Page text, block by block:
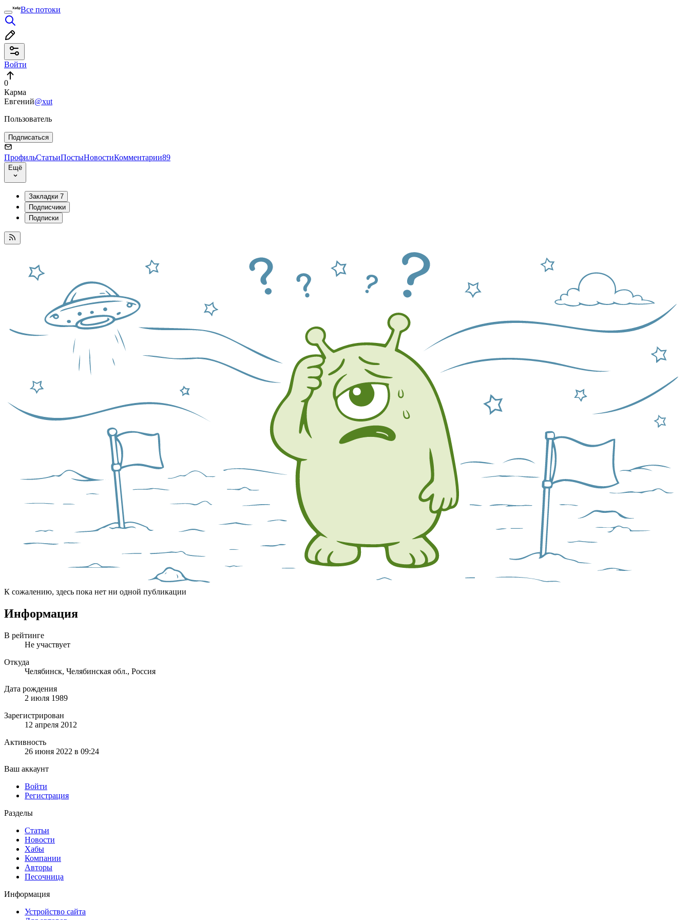
Все потоки
Войти
0
Карма
Евгений@xut
Пользователь
Подписаться
ПрофильСтатьиПостыНовостиКомментарии89
Ещё
Закладки 7
Подписчики
Подписки
К сожалению, здесь пока нет ни одной публикации
Информация
В рейтинге
Не участвует
Откуда
Челябинск, Челябинская обл., Россия
Дата рождения
2 июля 1989
Зарегистрирован
12 апреля 2012
Активность
26 июня 2022 в 09:24
Ваш аккаунт
Войти
Регистрация
Разделы
Статьи
Новости
Хабы
Компании
Авторы
Песочница
Информация
Устройство сайта